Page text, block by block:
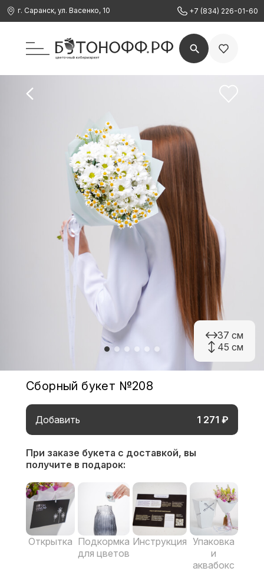
г. Саранск, ул. Васенко, 10 +7 (834) 226-01-60
37 см
45 см
Сборный букет №208
Добавить 1 271 ₽
При заказе букета с доставкой, вы
получите в подарок:
Открытка Подкормка
для цветов
Инструкция Упаковка
и
аквабокс